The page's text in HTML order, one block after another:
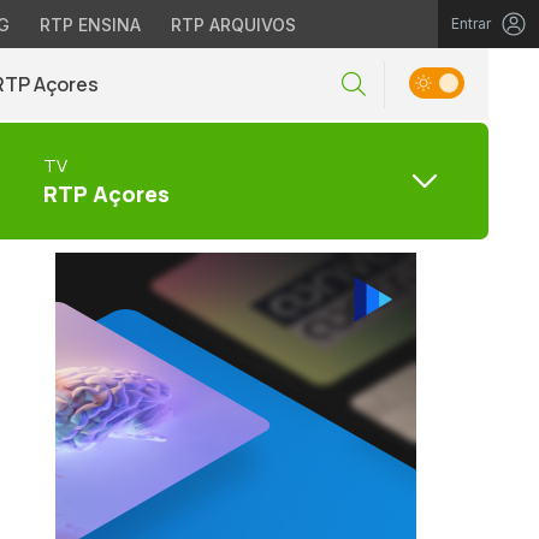
RTP ENSINA RTP ARQUIVOS Entrar
Açores
TV
RTP Açores